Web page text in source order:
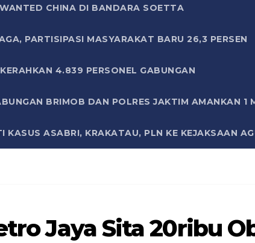
CHINA DI BANDARA SOETTA
PARTISIPASI MASYARAKAT BARU 26,3 PERSEN
4.839 PERSONEL GABUNGAN
BRIMOB DAN POLRES JAKTIM AMANKAN 1
ASABRI, KRAKATAU, PLN KE KEJAKSAAN
Jaya Sita 20ribu